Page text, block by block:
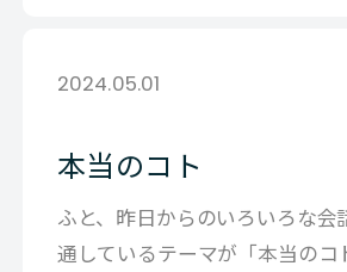
2024.05.01
本当のコト
ふと、昨日からのいろいろな会
通しているテーマが「本当のコ